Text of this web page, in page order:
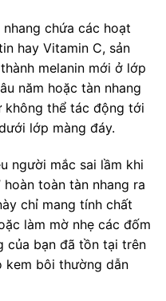
chứa các hoạt
hay Vitamin C, sản
melanin mới ở lớp
năm hoặc tàn nhang
không thể tác động tới
lớp màng đáy.
người mắc sai lầm khi
toàn tàn nhang ra
chỉ mang tính chất
làm mờ nhẹ các đốm
của bạn đã tồn tại trên
kem bôi thường dẫn